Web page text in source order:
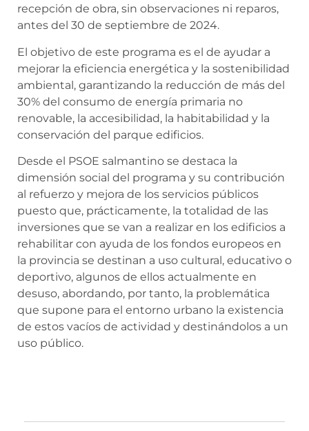
recepción de obra, sin observaciones ni reparos,
antes del 30 de septiembre de 2024.
El objetivo de este programa es el de ayudar a
mejorar la eficiencia energética y la sostenibilidad
ambiental, garantizando la reducción de más del
30% del consumo de energía primaria no
renovable, la accesibilidad, la habitabilidad y la
conservación del parque edificios.
Desde el PSOE salmantino se destaca la
dimensión social del programa y su contribución
al refuerzo y mejora de los servicios públicos
puesto que, prácticamente, la totalidad de las
inversiones que se van a realizar en los edificios a
rehabilitar con ayuda de los fondos europeos en
la provincia se destinan a uso cultural, educativo o
deportivo, algunos de ellos actualmente en
desuso, abordando, por tanto, la problemática
que supone para el entorno urbano la existencia
de estos vacíos de actividad y destinándolos a un
uso público.